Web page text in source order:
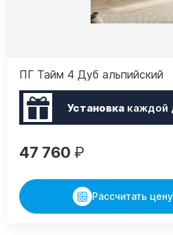
ПГ Тайм 4 Дуб альпийский
Установкакаждой
47 760 ₽
Рассчитать цену